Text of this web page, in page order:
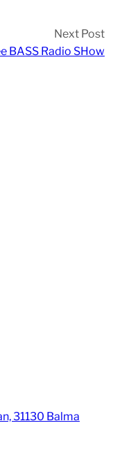
Next Post
BASS Radio SHow
31130 Balma